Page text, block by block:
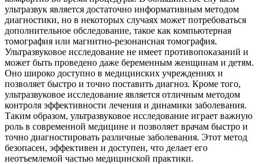
ультразвук является достаточно информативным методом
диагностики, но в некоторых случаях может потребоваться
дополнительное обследование, такое как компьютерная
томография или магнитно-резонансная томография.
Ультразвуковое исследование не имеет противопоказаний и
может быть проведено даже беременным женщинам и детям.
Оно широко доступно в медицинских учреждениях и
позволяет быстро и точно поставить диагноз. Кроме того,
ультразвуковое исследование является отличным методом
контроля эффективности лечения и динамики заболевания.
Таким образом, ультразвуковое исследование играет важную
роль в современной медицине и позволяет врачам быстро и
точно диагностировать различные заболевания. Этот метод
безопасен, эффективен и доступен, что делает его
неотъемлемой частью медицинской практики.